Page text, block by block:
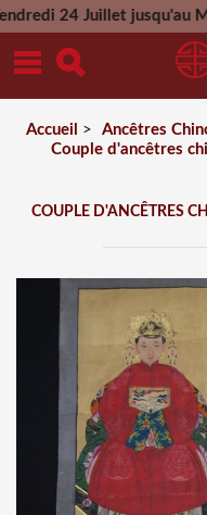
24 Juillet jusqu'au
Accueil > Ancêtres
Couple d'ancêtres
COUPLE D'ANCÊTRES